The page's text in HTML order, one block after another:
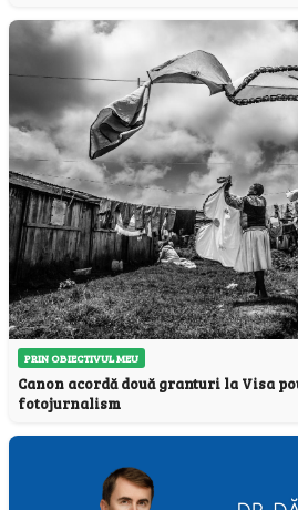
PRIN OBIECTIVUL MEU
Canon acordă două granturi la Visa
fotojurnalism